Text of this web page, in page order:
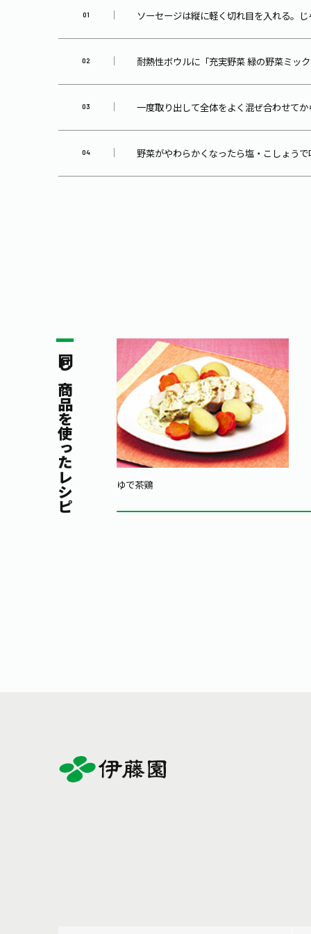
ソーセージは縦に軽く切れ目を入れる。
耐熱性ボウルに「充実野菜 緑の野菜ミッ
一度取り出して全体をよく混ぜ合わせて
野菜がやわらかくなったら塩・こしょう
同じ商品を使ったレシピ ゆで茶鶏